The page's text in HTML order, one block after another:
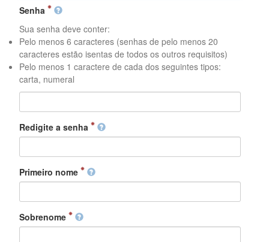
Senha
Sua senha deve conter:
Pelo menos 6 caracteres (senhas de pelo menos 20
caracteres estão isentas de todos os outros requisitos)
Pelo menos 1 caractere de cada dos seguintes tipos:
carta, numeral
Redigite a senha
Primeiro nome
Sobrenome